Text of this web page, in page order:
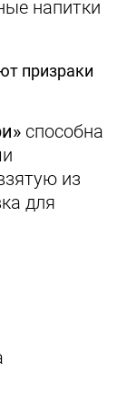
напитки
призраки
способна
из
для